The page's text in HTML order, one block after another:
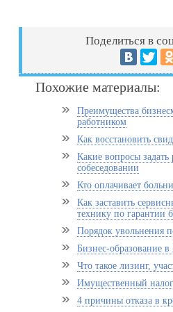
Поделиться в
Похожие материалы:
Преимущества
работником
Как восстановить
Какие вопросы задать
собеседовании
Кто оплачивает
Как заставить
технику по гарантии
Порядок увольнения
Бизнес-образование в
Что такое лизинг,
Имущественный
4 причины отказа в